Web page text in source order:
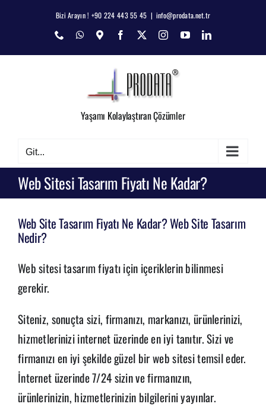
Bizi Arayın ! +90 224 443 55 45 | info@prodata.net.tr
Phone WhatsApp
Map Facebook Instagram
YouTubeLinkedIn
Yaşamı Kolaylaştıran Çözümler
Git...
Web Sitesi Tasarım Fiyatı Ne Kadar?
Web Site Tasarım Fiyatı Ne Kadar? Web Site Tasarım
Nedir?
Web sitesi tasarım fiyatı için içeriklerin bilinmesi
gerekir.
Siteniz, sonuçta sizi, firmanızı, markanızı, ürünlerinizi,
hizmetlerinizi internet üzerinde en iyi tanıtır. Sizi ve
firmanızı en iyi şekilde güzel bir web sitesi temsil eder.
İnternet üzerinde 7/24 sizin ve firmanızın,
ürünlerinizin, hizmetlerinizin bilgilerini yayınlar.